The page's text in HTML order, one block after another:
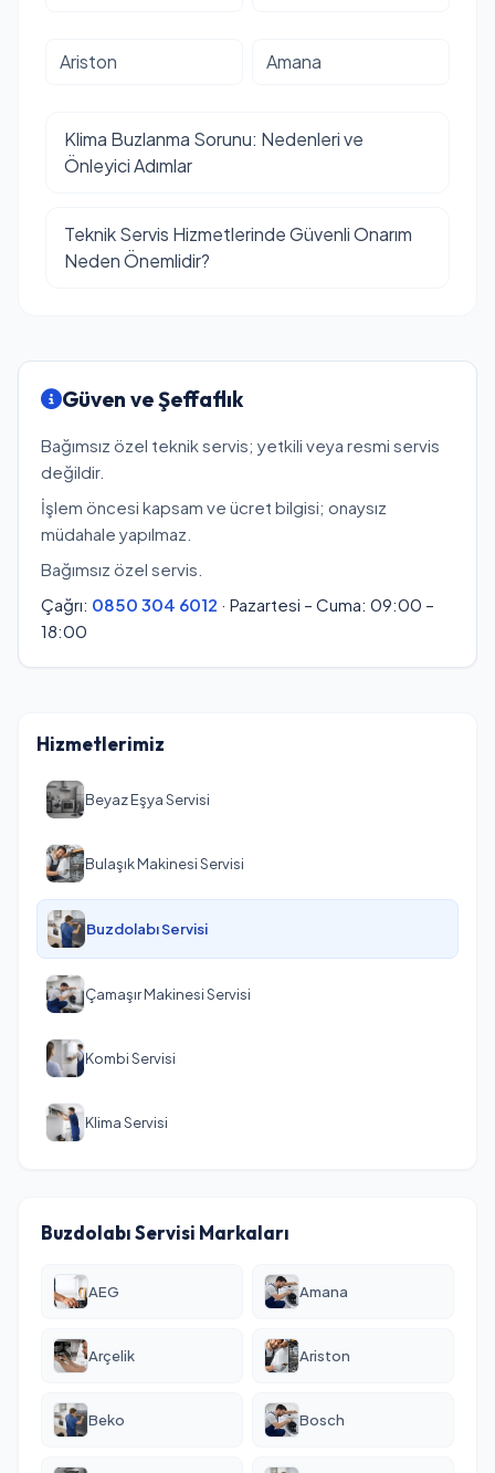
Ariston Amana
Klima Buzlanma Sorunu: Nedenleri ve
Önleyici Adımlar
Teknik Servis Hizmetlerinde Güvenli Onarım
Neden Önemlidir?
Güven ve Şeffaflık
Bağımsız özel teknik servis; yetkili veya resmi servis
değildir.
İşlem öncesi kapsam ve ücret bilgisi; onaysız
müdahale yapılmaz.
Bağımsız özel servis.
Çağrı: 0850 304 6012 · Pazartesi – Cuma: 09:00 –
18:00
Hizmetlerimiz
Beyaz Eşya Servisi
Bulaşık Makinesi Servisi
Buzdolabı Servisi
Çamaşır Makinesi Servisi
Kombi Servisi
Klima Servisi
Buzdolabı Servisi Markaları
AEG Amana
Arçelik Ariston
Beko Bosch